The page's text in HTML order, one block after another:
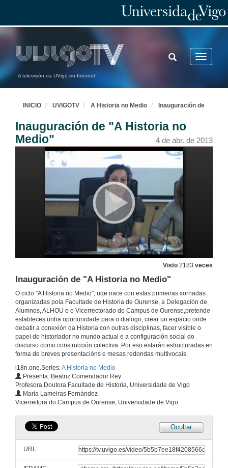
A televisión da UVigo en Internet
Toggle
TOGGLE
SEARCH
INICIO UVIGOTV A Historia no Medio Inauguración de
Inauguración de "A Historia no
Medio"
4 de abr. de 2013
Visto 2183 veces
Inauguración de "A Historia no Medio"
O ciclo "A Historia no Medio", uqe nace con estas primeiras xornadas
organizadas pola Facultade de Historia de Ourense, a Delegación de
Alumnos, ALHOU e o Vicerrectorado do Campus de Ourense,pretende
estableces unha oportunidade para o dialogo, crear un espacio onde
debatir a conexión da Historia con outras disciplinas, facer visible o
papel do historiador no mundo actual e a configuración social do
discurso como construcción colectiva. Por eso estarán estructuradas en
forma de breves presentacións e mesas redondas multivocais.
i18n.one.Series:A Historia no Medio
Presenta: Beatriz Comendador Rey
Profesora Doutora Facultade de Historia, Universidade de Vigo
María Lameiras Fernández
Vicerreitora do Campus de Ourense, Universidade de Vigo
Ocultar
URL: